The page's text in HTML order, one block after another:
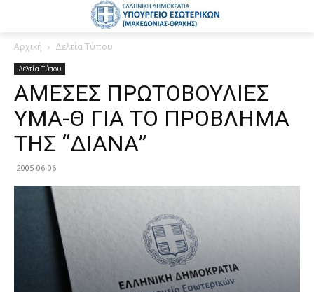
Αρχική Δελτία Τύπου
Δελτία Τύπου
ΑΜΕΣΕΣ ΠΡΩΤΟΒΟΥΛΙΕΣ
ΥΜΑ-Θ ΓΙΑ ΤΟ ΠΡΟΒΛΗΜΑ
ΤΗΣ “ΔΙΑΝΑ”
2005-06-06